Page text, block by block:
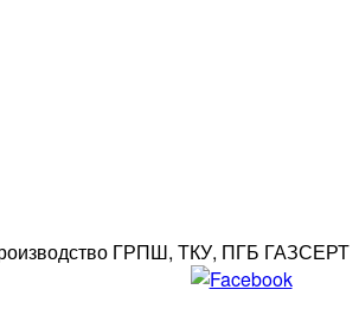
ГРПШ, ТКУ, ПГБ ГАЗСЕРТ